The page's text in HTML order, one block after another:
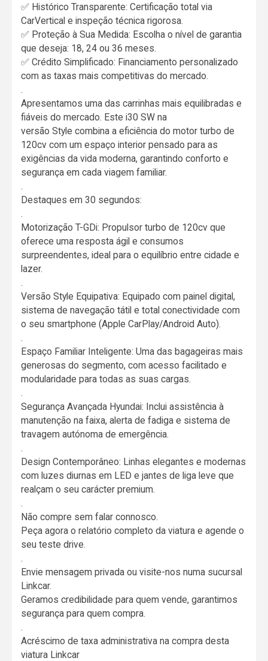
✅ Histórico Transparente: Certificação total via
CarVertical e inspeção técnica rigorosa.
✅ Proteção à Sua Medida: Escolha o nível de garantia
que deseja: 18, 24 ou 36 meses.
✅ Crédito Simplificado: Financiamento personalizado
com as taxas mais competitivas do mercado.
.
Apresentamos uma das carrinhas mais equilibradas e
fiáveis do mercado. Este i30 SW na
versão Style combina a eficiência do motor turbo de
120cv com um espaço interior pensado para as
exigências da vida moderna, garantindo conforto e
segurança em cada viagem familiar.
.
Destaques em 30 segundos:
.
Motorização T-GDi: Propulsor turbo de 120cv que
oferece uma resposta ágil e consumos
surpreendentes, ideal para o equilíbrio entre cidade e
lazer.
.
Versão Style Equipativa: Equipado com painel digital,
sistema de navegação tátil e total conectividade com
o seu smartphone (Apple CarPlay/Android Auto).
.
Espaço Familiar Inteligente: Uma das bagageiras mais
generosas do segmento, com acesso facilitado e
modularidade para todas as suas cargas.
.
Segurança Avançada Hyundai: Inclui assistência à
manutenção na faixa, alerta de fadiga e sistema de
travagem autónoma de emergência.
.
Design Contemporâneo: Linhas elegantes e modernas
com luzes diurnas em LED e jantes de liga leve que
realçam o seu carácter premium.
.
Não compre sem falar connosco.
Peça agora o relatório completo da viatura e agende o
seu teste drive.
.
Envie mensagem privada ou visite-nos numa sucursal
Linkcar.
Geramos credibilidade para quem vende, garantimos
segurança para quem compra.
.
Acréscimo de taxa administrativa na compra desta
viatura Linkcar